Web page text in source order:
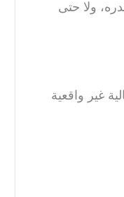
ولا حتى
غير واقعية